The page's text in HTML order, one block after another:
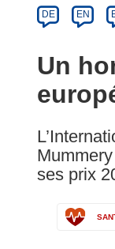
Category
Article
available
the
following
languages:
DE EN
Un
ses prix